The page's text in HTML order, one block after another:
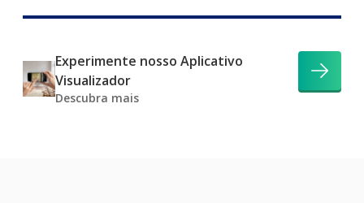
Experimente nosso Aplicativo
Visualizador
Descubra mais